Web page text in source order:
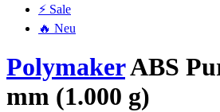
⚡ Sale
🔥 Neu
PolymakerABS
mm (1.000 g)